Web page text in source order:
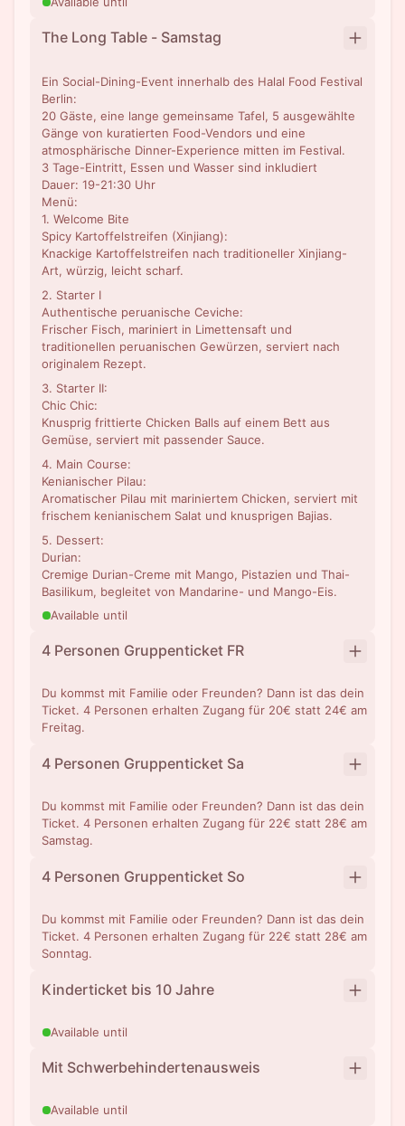
The Long Table - Samstag
Ein Social-Dining-Event innerhalb des Halal Food Festival
Berlin:
20 Gäste, eine lange gemeinsame Tafel, 5 ausgewählte
Gänge von kuratierten Food-Vendors und eine
atmosphärische Dinner-Experience mitten im Festival.
3 Tage-Eintritt, Essen und Wasser sind inkludiert
Dauer: 19-21:30 Uhr
Menü:
1. Welcome Bite
Spicy Kartoffelstreifen (Xinjiang):
Knackige Kartoffelstreifen nach traditioneller Xinjiang-
Art, würzig, leicht scharf.
2. Starter I
Authentische peruanische Ceviche:
Frischer Fisch, mariniert in Limettensaft und
traditionellen peruanischen Gewürzen, serviert nach
originalem Rezept.
3. Starter II:
Chic Chic:
Knusprig frittierte Chicken Balls auf einem Bett aus
Gemüse, serviert mit passender Sauce.
4. Main Course:
Kenianischer Pilau:
Aromatischer Pilau mit mariniertem Chicken, serviert mit
frischem kenianischem Salat und knusprigen Bajias.
5. Dessert:
Durian:
Cremige Durian-Creme mit Mango, Pistazien und Thai-
Basilikum, begleitet von Mandarine- und Mango-Eis.
Available until
4 Personen Gruppenticket FR
Du kommst mit Familie oder Freunden? Dann ist das dein
Ticket. 4 Personen erhalten Zugang für 20€ statt 24€ am
Freitag.
4 Personen Gruppenticket Sa
Du kommst mit Familie oder Freunden? Dann ist das dein
Ticket. 4 Personen erhalten Zugang für 22€ statt 28€ am
Samstag.
4 Personen Gruppenticket So
Du kommst mit Familie oder Freunden? Dann ist das dein
Ticket. 4 Personen erhalten Zugang für 22€ statt 28€ am
Sonntag.
Kinderticket bis 10 Jahre
Available until
Mit Schwerbehindertenausweis
Available until